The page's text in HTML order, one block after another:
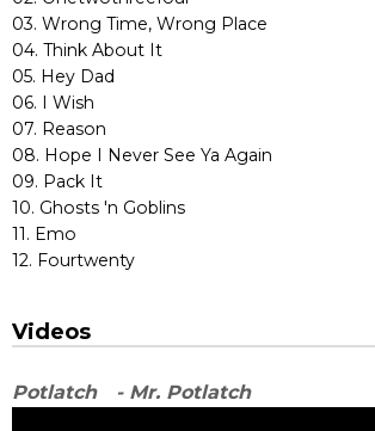
03. Wrong Time, Wrong Place
04. Think About It
05. Hey Dad
06. I Wish
07. Reason
08. Hope I Never See Ya Again
09. Pack It
10. Ghosts 'n Goblins
11. Emo
12. Fourtwenty
Videos
Potlatch - Mr. Potlatch